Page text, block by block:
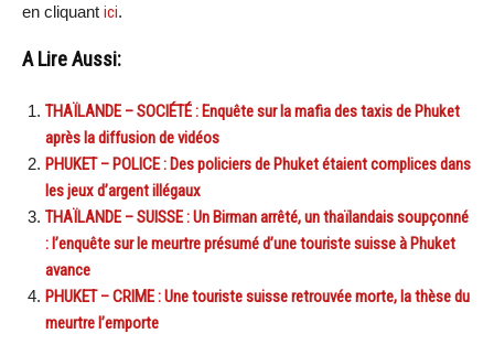
en cliquant ici.
A Lire Aussi:
THAÏLANDE – SOCIÉTÉ : Enquête sur la mafia des taxis de Phuket
après la diffusion de vidéos
PHUKET – POLICE : Des policiers de Phuket étaient complices dans
les jeux d’argent illégaux
THAÏLANDE – SUISSE : Un Birman arrêté, un thaïlandais soupçonné
: l’enquête sur le meurtre présumé d’une touriste suisse à Phuket
avance
PHUKET – CRIME : Une touriste suisse retrouvée morte, la thèse du
meurtre l’emporte